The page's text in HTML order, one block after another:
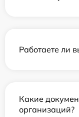
Работаете ли
Какие
организаций?